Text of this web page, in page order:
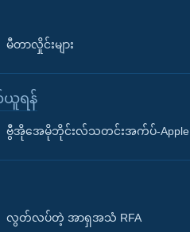
မီတာလှိုင်းများ
ယူရန်
ဗွီအိုအေမိုဘိုင်းလ်သတင်းအက်ပ်-Apple
လွတ်လပ်တဲ့ အာရှအသံ RFA